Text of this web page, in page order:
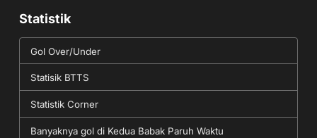
Statistik
Gol Over/Under
Statisik BTTS
Statistik Corner
Banyaknya gol di Kedua Babak Paruh Waktu